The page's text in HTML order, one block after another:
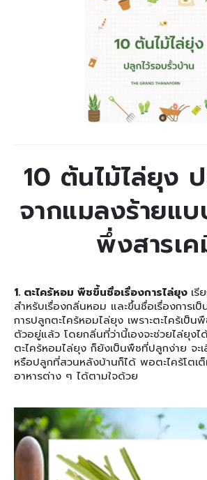
10 ต้นไม้ไล่ยุง
จากแมลงร้ายแ
พึ่งสารเ
1. ตะไคร้หอม พืชขึ้นชื่อเรื่องการไล่ยุง เรี
สำหรับเรื่องกลิ่นหอม และขึ้นชื่อเรื่องการเ
การปลูกตะไคร้หอมไล่ยุง เพราะตะไคร้เป็น
ตัวอยู่แล้ว โดยกลิ่นที่ว่านี้เองจะช่วยไล่ยุง
ตะไคร้หอมไล่ยุง ก็ยังเป็นพืชที่ปลูกง่าย จะ
หรือปลูกที่สวนหลังบ้านก็ได้ พอตะไคร้โตเ
อาหารต่าง ๆ ได้ตามใจด้วย